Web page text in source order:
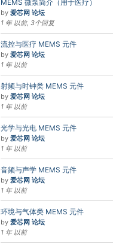
MEMS 微泵简介（用于医疗）
by 爱芯网 论坛
1 年 以前, 3个回复
流控与医疗 MEMS 元件
by 爱芯网 论坛
1 年 以前
射频与时钟类 MEMS 元件
by 爱芯网 论坛
1 年 以前
光学与光电 MEMS 元件
by 爱芯网 论坛
1 年 以前
音频与声学 MEMS 元件
by 爱芯网 论坛
1 年 以前
环境与气体类 MEMS 元件
by 爱芯网 论坛
1 年 以前